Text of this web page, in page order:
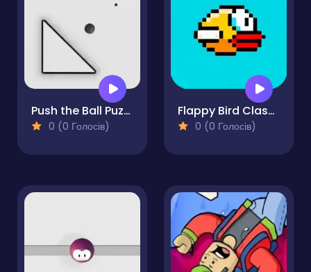
Push the Ball Puzzle
0 (0 Голосів)
Flappy Bird Classic
0 (0 Голосів)